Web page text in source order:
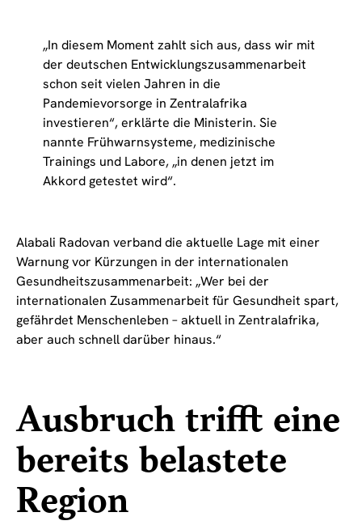
„In diesem Moment zahlt sich aus, dass wir mit
der deutschen Entwicklungszusammenarbeit
schon seit vielen Jahren in die
Pandemievorsorge in Zentralafrika
investieren“, erklärte die Ministerin. Sie
nannte Frühwarnsysteme, medizinische
Trainings und Labore, „in denen jetzt im
Akkord getestet wird“.
Alabali Radovan verband die aktuelle Lage mit einer
Warnung vor Kürzungen in der internationalen
Gesundheitszusammenarbeit: „Wer bei der
internationalen Zusammenarbeit für Gesundheit spart,
gefährdet Menschenleben – aktuell in Zentralafrika,
aber auch schnell darüber hinaus.“
Ausbruch trifft eine
bereits belastete
Region